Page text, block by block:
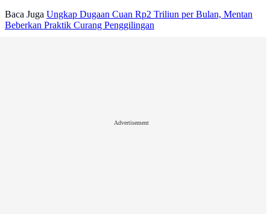
Baca Juga Ungkap Dugaan Cuan Rp2 Triliun per Bulan, Mentan
Beberkan Praktik Curang Penggilingan
Advertisement